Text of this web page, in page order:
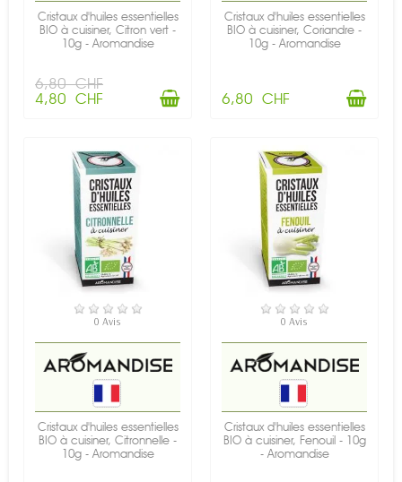
Cristaux d'huiles essentielles
BIO à cuisiner, Citron vert -
10g - Aromandise
6,80 CHF
4,80 CHF
Cristaux d'huiles essentielles
BIO à cuisiner, Coriandre -
10g - Aromandise
6,80 CHF
EN STOCK
0 Avis
Cristaux d'huiles essentielles
BIO à cuisiner, Citronnelle -
10g - Aromandise
EN STOCK
0 Avis
Cristaux d'huiles essentielles
BIO à cuisiner, Fenouil - 10g
- Aromandise